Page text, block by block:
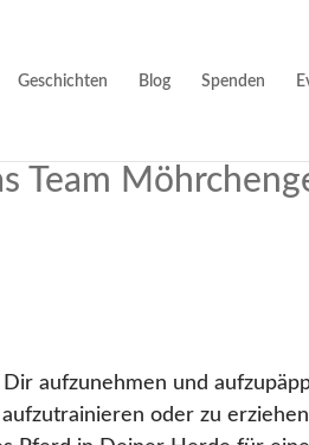
Geschichten Blog Spenden
Team
aufzunehmen und
oder zu